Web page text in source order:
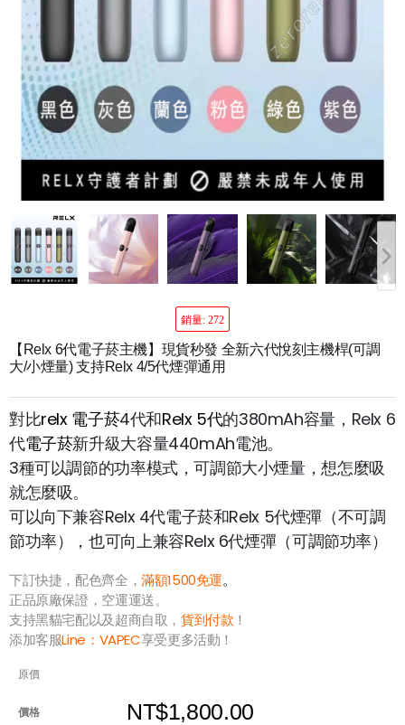
銷量: 272
【Relx 6代電子菸主機】現貨秒發 全新六代悅刻主機桿(可調
大/小煙量) 支持Relx 4/5代煙彈通用
對比relx 電子菸4代和Relx 5代的380mAh容量，Relx 6
代電子菸新升級大容量440mAh電池。
3種可以調節的功率模式，可調節大小煙量，想怎麼吸
就怎麼吸。
可以向下兼容Relx 4代電子菸和Relx 5代煙彈（不可調
節功率），也可向上兼容Relx 6代煙彈（可調節功率）
下訂快捷，配色齊全，滿額1500免運。
正品原廠保證，空運運送。
支持黑貓宅配以及超商自取，貨到付款 ！
添加客服Line： VAPEC享受更多活動！
原價
價格 NT$1,800.00